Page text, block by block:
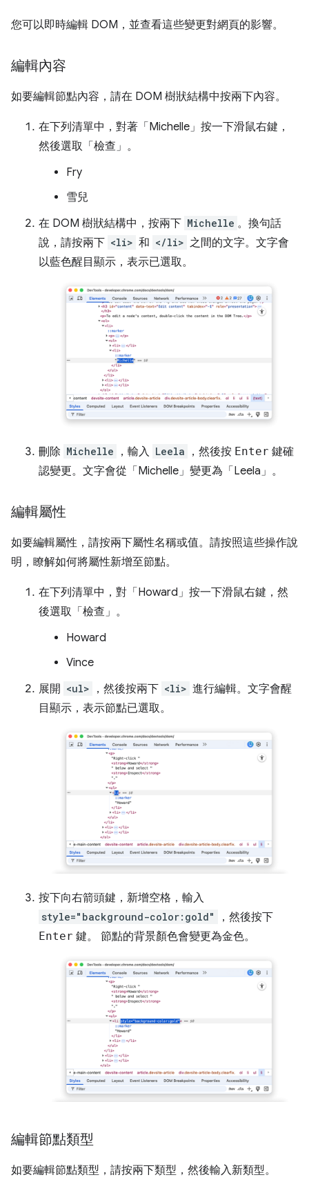
您可以即時編輯 DOM，並查看這些變更對網頁的影響。
編輯內容
如要編輯節點內容，請在 DOM 樹狀結構中按兩下內容。
在下列清單中，對著「Michelle」 按一下滑鼠右鍵，
然後選取「檢查」 。
Fry
雪兒
在 DOM 樹狀結構中，按兩下 Michelle 。換句話
說，請按兩下 <li> 和 </li> 之間的文字。文字會
以藍色醒目顯示，表示已選取。
刪除 Michelle ，輸入 Leela ，然後按 Enter 鍵確
認變更。文字會從「Michelle」 變更為「Leela」 。
編輯屬性
如要編輯屬性，請按兩下屬性名稱或值。請按照這些操作說
明，瞭解如何將屬性新增至節點。
在下列清單中，對「Howard」 按一下滑鼠右鍵，然
後選取「檢查」 。
Howard
Vince
展開 <ul> ，然後按兩下 <li> 進行編輯。文字會醒
目顯示，表示節點已選取。
按下向右箭頭鍵，新增空格，輸入
style="background-color:gold" ，然後按下
Enter 鍵。 節點的背景顏色會變更為金色。
編輯節點類型
如要編輯節點類型，請按兩下類型，然後輸入新類型。